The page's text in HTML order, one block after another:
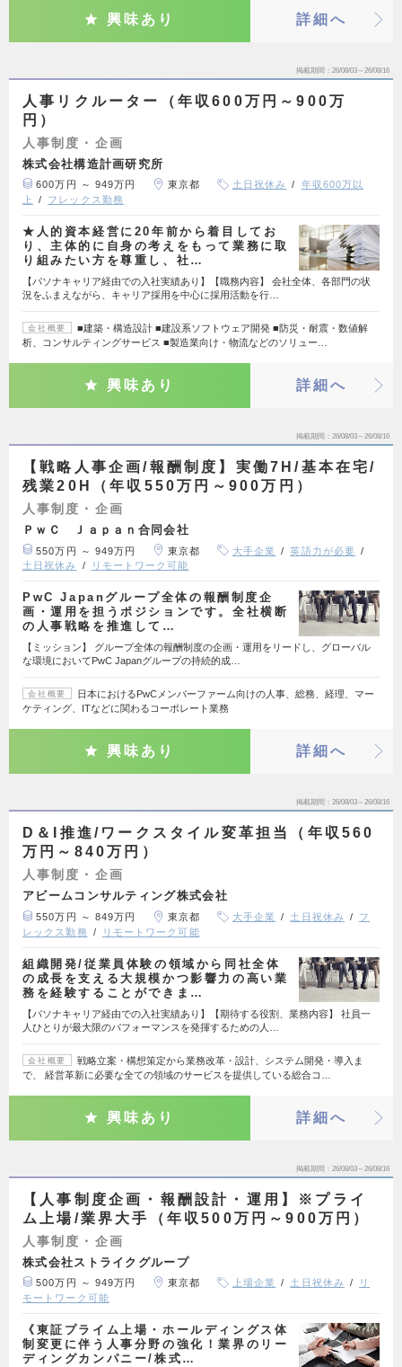
興味あり 詳細へ
掲載期間 26/08/03～26/08/16
人事リクルーター（年収600万円～900万
円）
人事制度・企画
株式会社構造計画研究所
600万円 ～ 949万円 東京都 土日祝休み
年収600万以
上
フレックス勤務
★人的資本経営に20年前から着目してお
り、主体的に自身の考えをもって業務に取
り組みたい方を尊重し、社…
【パソナキャリア経由での入社実績あり】【職務内容】 会社全体、各部門の状
況をふまえながら、キャリア採用を中心に採用活動を行…
会社概要
■建築・構造設計 ■建設系ソフトウェア開発 ■防災・耐震・数値解
析、コンサルティングサービス ■製造業向け・物流などのソリュー…
興味あり 詳細へ
掲載期間 26/08/03～26/08/16
【戦略人事企画/報酬制度】実働7H/基本在宅/
残業20H（年収550万円～900万円）
人事制度・企画
ＰｗＣ Ｊａｐａｎ合同会社
550万円 ～ 949万円 東京都 大手企業
英語力が必要
土日祝休み
リモートワーク可能
PwC Japanグループ全体の報酬制度企
画・運用を担うポジションです。全社横断
の人事戦略を推進して…
【ミッション】 グループ全体の報酬制度の企画・運用をリードし、グローバル
な環境においてPwC Japanグループの持続的成…
会社概要
日本におけるPwCメンバーファーム向けの人事、総務、経理、マー
ケティング、ITなどに関わるコーポレート業務
興味あり 詳細へ
掲載期間 26/08/03～26/08/16
D＆I推進/ワークスタイル変革担当（年収560
万円～840万円）
人事制度・企画
アビームコンサルティング株式会社
550万円 ～ 849万円 東京都 大手企業 土日祝休み
フ
レックス勤務
リモートワーク可能
組織開発/従業員体験の領域から同社全体
の成長を支える大規模かつ影響力の高い業
務を経験することができま…
【パソナキャリア経由での入社実績あり】【期待する役割、業務内容】 社員一
人ひとりが最大限のパフォーマンスを発揮するための人…
会社概要
戦略立案・構想策定から業務改革・設計、システム開発・導入ま
で、 経営革新に必要な全ての領域のサービスを提供している総合コ…
興味あり 詳細へ
掲載期間 26/08/03～26/08/16
【人事制度企画・報酬設計・運用】※プライ
ム上場/業界大手（年収500万円～900万円）
人事制度・企画
株式会社ストライクグループ
500万円 ～ 949万円 東京都 上場企業 土日祝休み
リ
モートワーク可能
《東証プライム上場・ホールディングス体
制変更に伴う人事分野の強化！業界のリー
ディングカンパニー/株式…